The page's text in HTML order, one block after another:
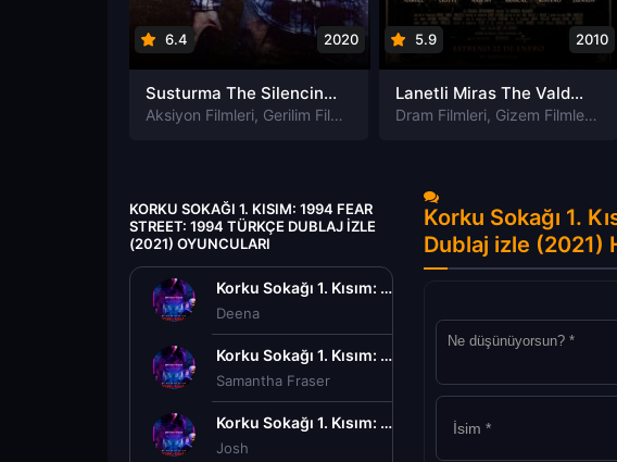
6.4 2020
Susturma The Silencing izle
Aksiyon Filmleri, Gerilim Filmleri Gizem Filmleri,Suç Filmleri
5.9 2010
Lanetli Miras The Valdemar Legacy izle
Dram Filmleri, Gizem Filmleri ,
KORKU SOKAĞI 1. KISIM: 1994 FEAR
STREET: 1994 TÜRKÇE DUBLAJ IZLE
(2021) OYUNCULARI
Korku Sokağı 1. Kısım: 1994 Fear Street: 1994 Türkçe Dublaj izle (2021)
Deena
Korku Sokağı 1. Kısım: 1994 Fear Street: 1994 Türkçe Dublaj izle (2021)
Samantha Fraser
Korku Sokağı 1. Kısım: 1994 Fear Street: 1994 Türkçe Dublaj izle (2021)
Josh
Korku Sokağı 1.
Dublaj izle (2021)